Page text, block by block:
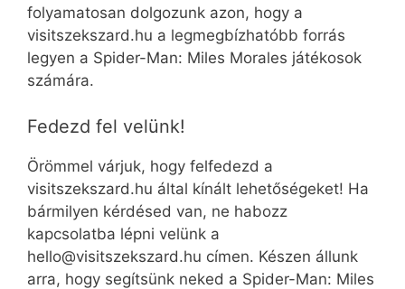
folyamatosan dolgozunk azon, hogy a
visitszekszard.hu a legmegbízhatóbb forrás
legyen a Spider-Man: Miles Morales játékosok
számára.
Fedezd fel velünk!
Örömmel várjuk, hogy felfedezd a
visitszekszard.hu által kínált lehetőségeket! Ha
bármilyen kérdésed van, ne habozz
kapcsolatba lépni velünk a
hello@visitszekszard.hu címen. Készen állunk
arra, hogy segítsünk neked a Spider-Man: Miles